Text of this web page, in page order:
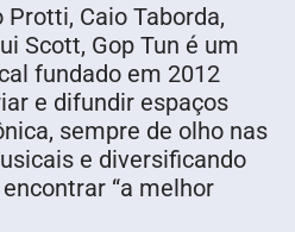
Caio Taborda,
Scott, Gop Tun é um
fundado em 2012
e difundir espaços
sempre de olho nas
e diversificando
“a melhor